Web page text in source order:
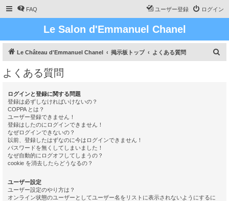
FAQ ログイン
ユーザー登録
Le Salon d'Emmanuel Chanel
Le Château d'Emmanuel Chanel 掲示板トップ よくある質問
よくある質問
ログインと登録に関する問題
登録は必ずしなければいけないの？
COPPA とは？
ユーザー登録できません！
登録はしたのにログインできません！
なぜログインできないの？
以前、登録したはずなのに今はログインできません！
パスワードを無くしてしまいました！
なぜ自動的にログオフしてしまうの？
cookie を消去したらどうなるの？
ユーザー設定
ユーザー設定のやり方は？
オンライン状態のユーザーとしてユーザー名をリストに表示されないようにするに